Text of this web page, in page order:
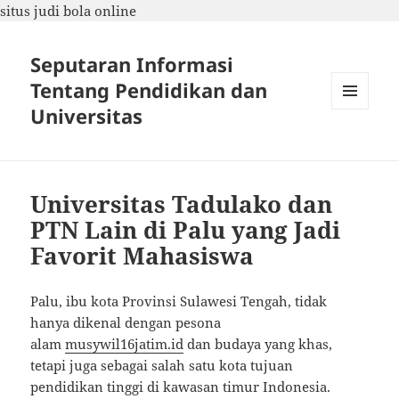
situs judi bola online
Seputaran Informasi
Tentang Pendidikan dan
Universitas
Universitas Tadulako dan
PTN Lain di Palu yang Jadi
Favorit Mahasiswa
Palu, ibu kota Provinsi Sulawesi Tengah, tidak
hanya dikenal dengan pesona
alammusywil16jatim.id dan budaya yang khas,
tetapi juga sebagai salah satu kota tujuan
pendidikan tinggi di kawasan timur Indonesia.